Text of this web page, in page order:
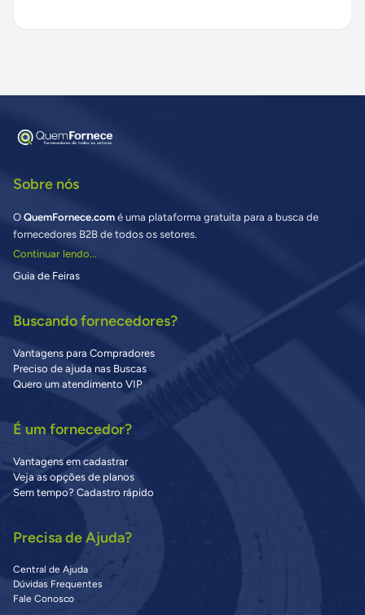
Sobre nós
O QuemFornece.com é uma plataforma gratuita para a busca de
fornecedores B2B de todos os setores.
Continuar lendo...
Guia de Feiras
Buscando fornecedores?
Vantagens para Compradores
Preciso de ajuda nas Buscas
Quero um atendimento VIP
É um fornecedor?
Vantagens em cadastrar
Veja as opções de planos
Sem tempo? Cadastro rápido
Precisa de Ajuda?
Central de Ajuda
Dúvidas Frequentes
Fale Conosco